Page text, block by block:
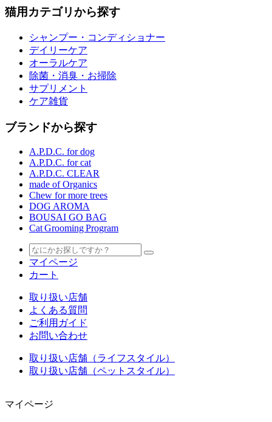
猫用カテゴリから探す
シャンプー・コンディショナー
デイリーケア
オーラルケア
除菌・消臭・お掃除
サプリメント
ケア雑貨
ブランドから探す
A.P.D.C. for dog
A.P.D.C. for cat
A.P.D.C. CLEAR
made of Organics
Chew for more trees
DOG AROMA
BOUSAI GO BAG
Cat Grooming Program
マイページ
カート
取り扱い店舗
よくある質問
ご利用ガイド
お問い合わせ
取り扱い店舗（ライフスタイル）
取り扱い店舗（ペットスタイル）
マイページ